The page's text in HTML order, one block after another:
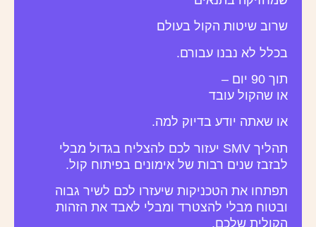
שרוב שיטות הקול בעולם
בכלל לא נבנו עבורם.
תוך 90 יום –
או שהקול עובד
או שאתה יודע בדיוק למה.
תהליך SMV יעזור לכם להצליח בגדול מבלי
לבזבז שנים רבות של אימונים בפיתוח קול.
תפתחו את הטכניקות שיעזרו לכם לשיר גבוה
ובטוח מבלי להצטרד ומבלי לאבד את הזהות
הקולית שלכם.